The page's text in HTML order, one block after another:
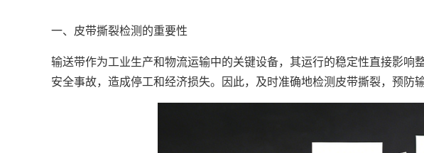
一、皮带撕裂检测的重要性
输送带作为工业生产和物流运输中的关键设备，其运行的稳定性直接影
安全事故，造成停工和经济损失。因此，及时准确地检测皮带撕裂，预防